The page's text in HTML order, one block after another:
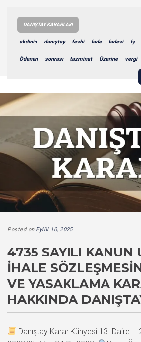
DANIŞTAY KARARLARI
akdinin danıştay feshi İade İadesi İş
Ödenen sonrası tazminat Üzerine vergi
Posted on Eylül 10, 2025
4735 SAYILI KANUN
İHALE
VE YASAKLAMA
HAKKINDA
Danıştay Karar Künyesi 13. Daire